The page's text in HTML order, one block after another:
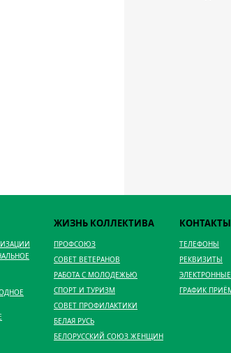
ЖИЗНЬ КОЛЛЕКТИВА
ПРОФСОЮЗ
СОВЕТ ВЕТЕРАНОВ
РАБОТА С МОЛОДЕЖЬЮ
СПОРТ И ТУРИЗМ
СОВЕТ ПРОФИЛАКТИКИ
БЕЛАЯ РУСЬ
БЕЛОРУССКИЙ СОЮЗ ЖЕНЩИН
КОНТАКТЫ
ТЕЛЕФОНЫ
РЕКВИЗИТЫ
ГРАФИК